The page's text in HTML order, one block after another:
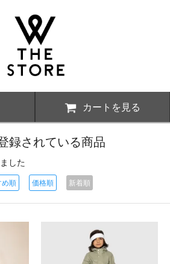
カートを見る
録されている商品
した
め順 価格順 新着順